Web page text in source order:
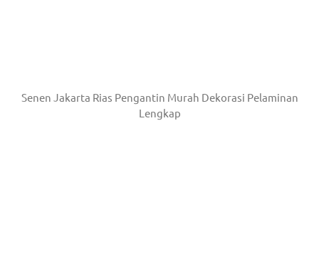
Senen Jakarta Rias Pengantin Murah Dekorasi Pelaminan
Lengkap